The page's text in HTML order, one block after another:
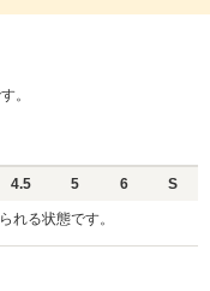
。
4.5 5 6 S
れる状態です。